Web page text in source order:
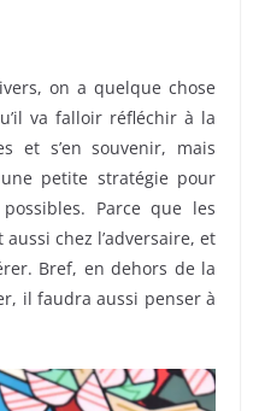
on a quelque chose
va falloir réfléchir à la
et s’en souvenir, mais
petite stratégie pour
Parce que les
chez l’adversaire, et
Bref, en dehors de la
il faudra aussi penser à